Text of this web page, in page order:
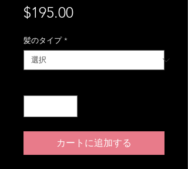
$195.00価
髪のタイプ *
カートに追加する